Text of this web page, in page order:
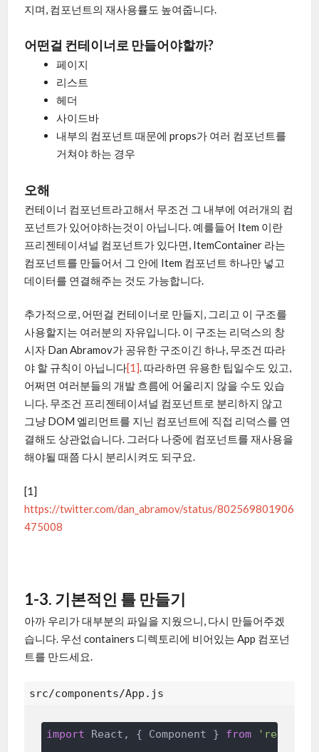
지며, 컴포넌트의 재사용률도 높여줍니다.
어떤걸 컨테이너로 만들어야할까?
페이지
리스트
헤더
사이드바
내부의 컴포넌트 때문에 props가 여러 컴포넌트를
거쳐야 하는 경우
오해
컨테이너 컴포넌트라고해서 무조건 그 내부에 여러개의 컴
포넌트가 있어야하는것이 아닙니다. 예를들어 Item 이란
프리젠테이셔널 컴포넌트가 있다면, ItemContainer 라는
컴포넌트를 만들어서 그 안에 Item 컴포넌트 하나만 넣고
데이터를 연결해주는 것도 가능합니다.
추가적으로, 어떤걸 컨테이너로 만들지, 그리고 이 구조를
사용할지는 여러분의 자유입니다. 이 구조는 리덕스의 창
시자 Dan Abramov가 공유한 구조이긴 하나, 무조건 따라
야 할 규칙이 아닙니다[1]. 따라하면 유용한 팁일수도 있고,
어쩌면 여러분들의 개발 흐름에 어울리지 않을 수도 있습
니다. 무조건 프리젠테이셔널 컴포넌트로 분리하지 않고
그냥 DOM 엘리먼트를 지닌 컴포넌트에 직접 리덕스를 연
결해도 상관없습니다. 그러다 나중에 컴포넌트를 재사용을
해야될 때쯤 다시 분리시켜도 되구요.
[1]
https://twitter.com/dan_abramov/status/802569801906
475008
1-3. 기본적인 틀 만들기
아까 우리가 대부분의 파일을 지웠으니, 다시 만들어주겠
습니다. 우선 containers 디렉토리에 비어있는 App 컴포넌
트를 만드세요.
src/components/App.js
import React, { Component } from 'react'